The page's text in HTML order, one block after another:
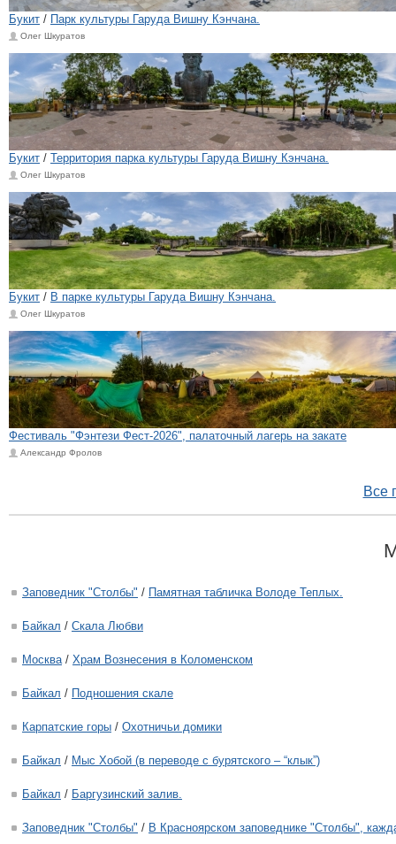
Букит / Парк культуры Гаруда Вишну Кэнчана.
Олег Шкуратов
Букит / Территория парка культуры Гаруда Вишну Кэнчана.
Олег Шкуратов
Букит / В парке культуры Гаруда Вишну Кэнчана.
Олег Шкуратов
Фестиваль "Фэнтези Фест-2026", палаточный лагерь на закате
Александр Фролов
Все
Заповедник "Столбы" / Памятная табличка Володе Теплых.
Байкал / Скала Любви
Москва / Храм Вознесения в Коломенском
Байкал / Подношения скале
Карпатские горы / Охотничьи домики
Байкал / Мыс Хобой (в переводе с бурятского – “клык”)
Байкал / Баргузинский залив.
Заповедник "Столбы" / В Красноярском заповеднике "Столбы",